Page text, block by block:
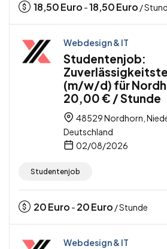
18,50Euro -18,50Euro /
Webdesign & IT
Studentenjob:
(m/w/d) für
20,00 € / Stunde
48529 Nordhorn,
Deutschland
02/08/2026
Studentenjob
20Euro - 20Euro / Stunde
Webdesign & IT